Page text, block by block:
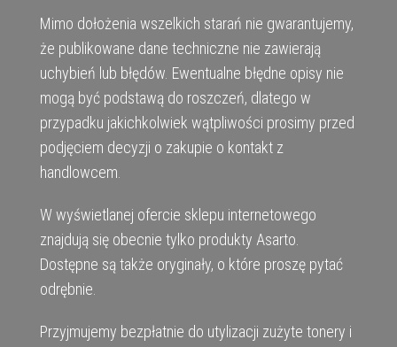
Mimo dołożenia wszelkich starań nie gwarantujemy,
że publikowane dane techniczne nie zawierają
uchybień lub błędów. Ewentualne błędne opisy nie
mogą być podstawą do roszczeń, dlatego w
przypadku jakichkolwiek wątpliwości prosimy przed
podjęciem decyzji o zakupie o kontakt z
handlowcem.
W wyświetlanej ofercie sklepu internetowego
znajdują się obecnie tylko produkty Asarto.
Dostępne są także oryginały, o które proszę pytać
odrębnie.
Przyjmujemy bezpłatnie do utylizacji zużyte tonery i